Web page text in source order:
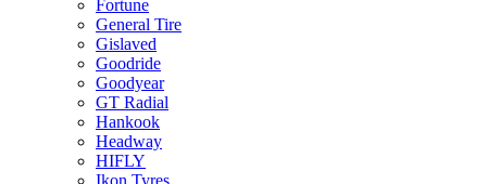
Fortune
General Tire
Gislaved
Goodride
Goodyear
GT Radial
Hankook
Headway
HIFLY
Ikon Tyres